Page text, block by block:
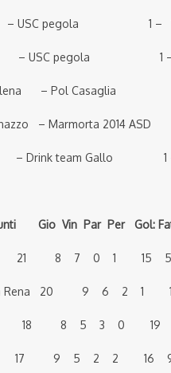
– USC pegola 1 –
– USC pegola 1
– Pol Casaglia
– Marmorta 2014
– Drink team Gallo 1
Vin Par Per Gol: Fat
1 21 8 7 0 1 15
Rena 20 9 6 2 1
18 8 5 3 0 19
17 9 5 2 2 16 9